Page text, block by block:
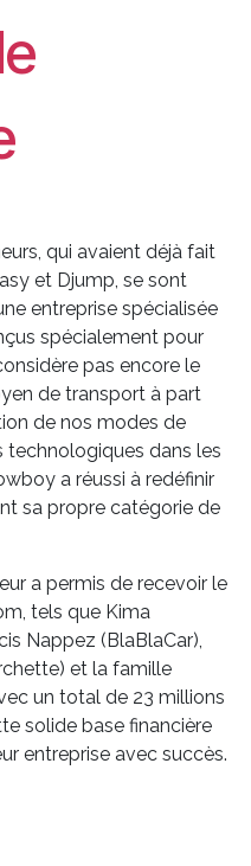
qui avaient déjà fait
et Djump, se sont
entreprise spécialisée
spécialement pour
pas encore le
de transport à part
de nos modes de
dans les
a réussi à redéfinir
sa propre catégorie de
a permis de recevoir le
tels que Kima
Nappez (BlaBlaCar),
et la famille
un total de 23 millions
solide base financière
entreprise avec succès.